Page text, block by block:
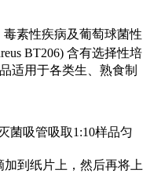
素性疾病及葡萄球菌性
BT206) 含有选择性培
适用于各类生、熟食制
菌吸管吸取1:10样品匀
到纸片上，然后再将上